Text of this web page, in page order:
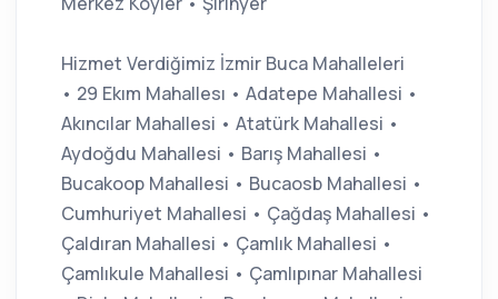
Hizmet Verdiğimiz İzmir Buca Mahalleleri
• 29 Ekım Mahallesı • Adatepe Mahallesi •
Akıncılar Mahallesi • Atatürk Mahallesi •
Aydoğdu Mahallesi • Barış Mahallesi •
Bucakoop Mahallesi • Bucaosb Mahallesi •
Cumhuriyet Mahallesi • Çağdaş Mahallesi •
Çaldıran Mahallesi • Çamlık Mahallesi •
Çamlıkule Mahallesi • Çamlıpınar Mahallesi